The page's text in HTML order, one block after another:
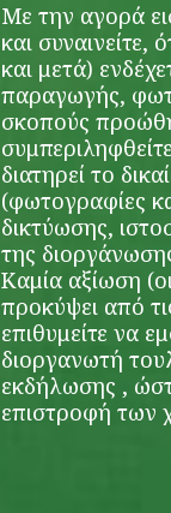
Με την αγορά
και συναινείτε,
και μετά)
παραγωγής,
σκοπούς
διατηρεί το
(φωτογραφίες
δικτύωσης,
της
Καμία αξίωση
προκύψει από
επιθυμείτε να
διοργανωτή
εκδήλωσης ,
επιστροφή των